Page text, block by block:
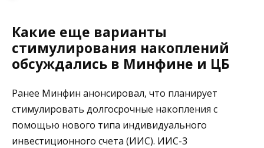
Какие еще варианты
стимулирования накоплений
обсуждались в Минфине и ЦБ
Ранее Минфин анонсировал, что планирует
стимулировать долгосрочные накопления с
помощью нового типа индивидуального
инвестиционного счета (ИИС). ИИС-3